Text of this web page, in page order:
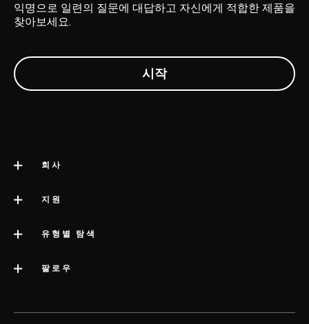
익명으로 일련의 질문에 대답하고 자신에게 적합한 제품을
찾아보세요.
회사
LELO 소개
우수 기업 상
지원
고객 지원
유형별 탐색
카테고리
팔로우